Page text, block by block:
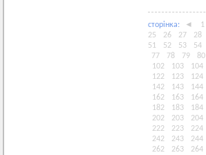
сторiнка: ◄ 1
25
26 27 28
51
52 53 54
77
78 79 80
102
103 104
122
123 124
142
143 144
162
163 164
182
183 184
202
203 204
222
223 224
242
243 244
262
263 264